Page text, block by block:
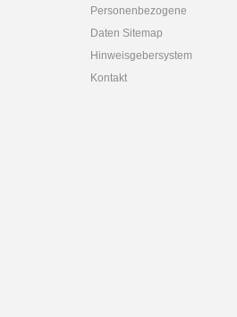
Personenbezogene
Daten Sitemap
Hinweisgebersystem
Kontakt